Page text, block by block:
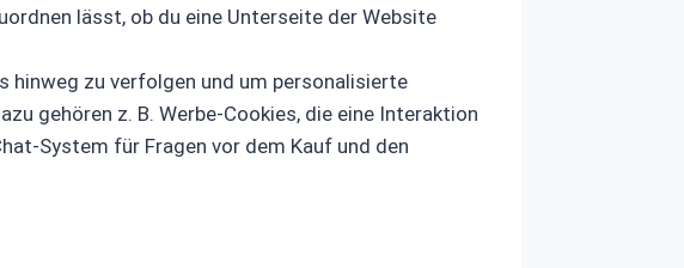
lässt, ob du eine Unterseite der Website
hinweg zu verfolgen und um personalisierte
gehören z. B. Werbe-Cookies, die eine Interaktion
System für Fragen vor dem Kauf und den